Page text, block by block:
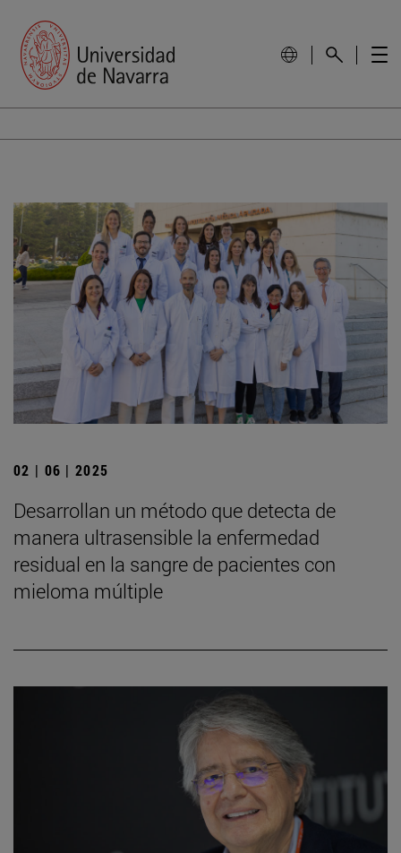
02 | 06 | 2025
Desarrollan un método que detecta de
manera ultrasensible la enfermedad
residual en la sangre de pacientes con
mieloma múltiple